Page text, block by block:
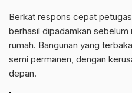
Berkat respons cepat
berhasil dipadamkan
rumah. Bangunan yang
semi permanen, dengan
depan.